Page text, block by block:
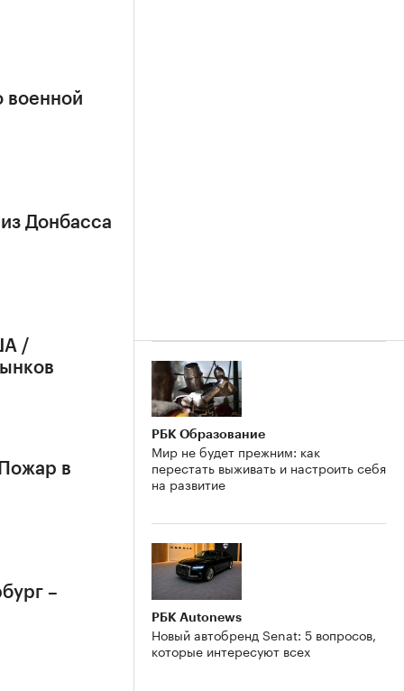
военной
Донбасса
/
в
–
РБК Образование
Мир не будет прежним: как
перестать выживать и настроить себя
на развитие
РБК Autonews
Новый автобренд Senat: 5 вопросов,
которые интересуют всех